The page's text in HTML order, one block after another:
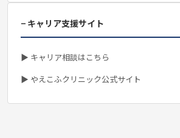
− キャリア支援サイト
▶ キャリア相談はこちら
▶ やえこふクリニック公式サイト